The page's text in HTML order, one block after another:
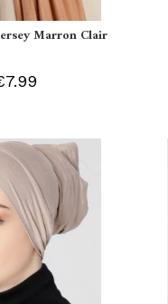
Marron Clair